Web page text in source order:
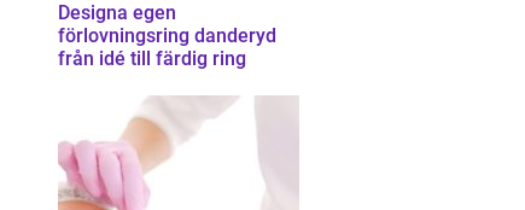
Designa egen
förlovningsring danderyd
från idé till färdig ring